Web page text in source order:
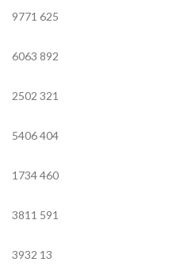
9771 625
6063 892
2502 321
5406404
1734460
3811 591
3932 13